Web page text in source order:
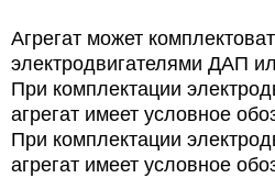
Агрегат может
электродвигателями ДАП
При комплектации
агрегат имеет условное
При комплектации
агрегат имеет условное